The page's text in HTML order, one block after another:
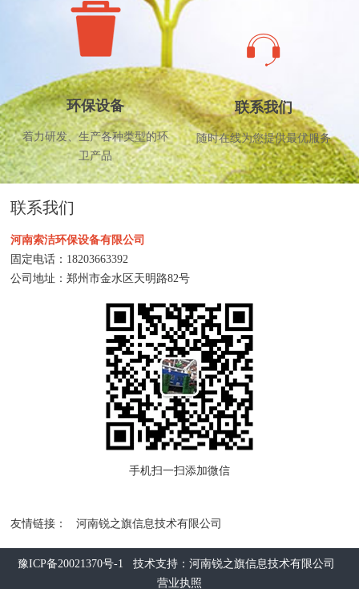
环保设备
着力研发、生产各种类型的环
卫产品
联系我们
随时在线为您提供最优服务
联系我们
河南索洁环保设备有限公司
固定电话： 18203663392
公司地址：郑州市金水区天明路82号
手机扫一扫添加微信
友情链接： 河南锐之旗信息技术有限公司
豫ICP备20021370号-1
技术支持：河南锐之旗信息技术有限公司
营业执照